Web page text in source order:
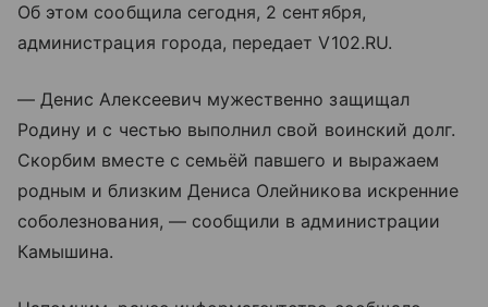
Об этом сообщила сегодня, 2 сентября,
администрация города, передает V102.RU.
— Денис Алексеевич мужественно защищал
Родину и с честью выполнил свой воинский долг.
Скорбим вместе с семьёй павшего и выражаем
родным и близким Дениса Олейникова искренние
соболезнования, — сообщили в администрации
Камышина.